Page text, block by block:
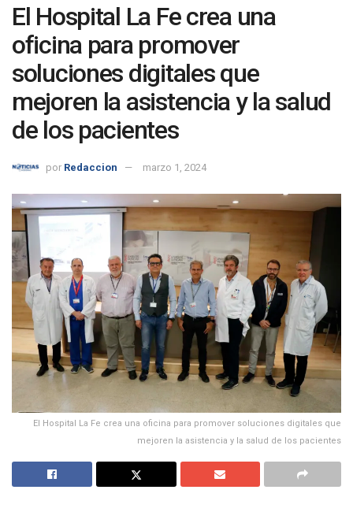
El Hospital La Fe crea una
oficina para promover
soluciones digitales que
mejoren la asistencia y la salud
de los pacientes
por Redaccion marzo 1, 2024
El Hospital La Fe crea una oficina para promover soluciones digitales que
mejoren la asistencia y la salud de los pacientes